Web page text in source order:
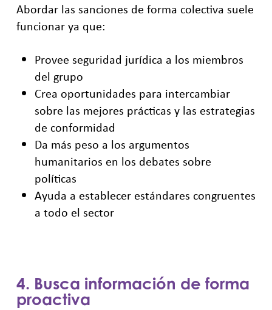
Abordar las sanciones de forma colectiva suele
funcionar ya que:
Provee seguridad jurídica a los miembros
del grupo
Crea oportunidades para intercambiar
sobre las mejores prácticas y las estrategias
de conformidad
Da más peso a los argumentos
humanitarios en los debates sobre
políticas
Ayuda a establecer estándares congruentes
a todo el sector
4. Busca información de forma
proactiva